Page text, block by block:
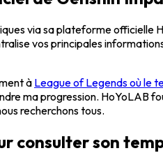
via sa plateforme
vos principales
à League of Legends où le
ma progression. HoYoLAB
recherchons tous.
consulter son